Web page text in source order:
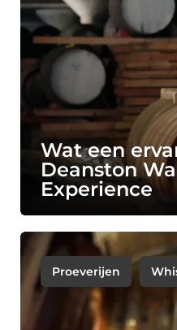
Wat een
Deanston
Experience
Proeverijen